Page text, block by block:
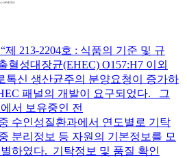
213-2204호 : 식품의 기준 및 규
혈성대장균(EHEC) O157:H7 이외
톡신 생산균주의 분양요청이 증가하
패널의 개발이 요구되었다. 그
서 보유중인 전
수인성질환과에서 연도별로 기탁
분리정보 등 자원의 기본정보를 모
하였다. 기탁정보 및 품질 확인